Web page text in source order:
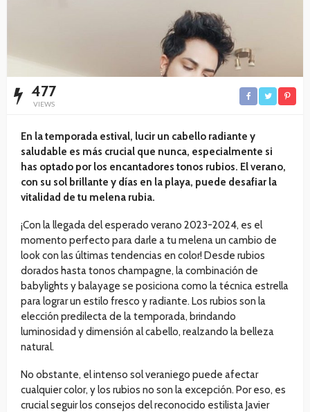
477
VIEWS
En la temporada estival, lucir un cabello radiante y
saludable es más crucial que nunca, especialmente si
has optado por los encantadores tonos rubios. El verano,
con su sol brillante y días en la playa, puede desafiar la
vitalidad de tu melena rubia.
¡Con la llegada del esperado verano 2023-2024, es el
momento perfecto para darle a tu melena un cambio de
look con las últimas tendencias en color! Desde rubios
dorados hasta tonos champagne, la combinación de
babylights y balayage se posiciona como la técnica estrella
para lograr un estilo fresco y radiante. Los rubios son la
elección predilecta de la temporada, brindando
luminosidad y dimensión al cabello, realzando la belleza
natural.
No obstante, el intenso sol veraniego puede afectar
cualquier color, y los rubios no son la excepción. Por eso, es
crucial seguir los consejos del reconocido estilista Javier